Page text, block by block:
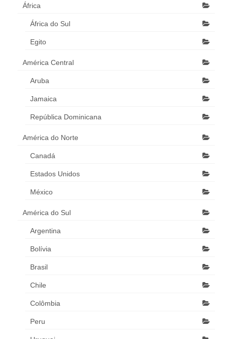
África
África do Sul
Egito
América Central
Aruba
Jamaica
República Dominicana
América do Norte
Canadá
Estados Unidos
México
América do Sul
Argentina
Bolívia
Brasil
Chile
Colômbia
Peru